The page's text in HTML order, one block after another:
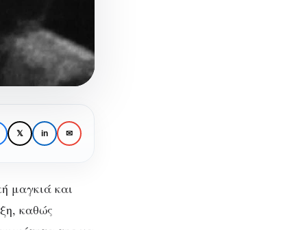
𝕏 in ✉
μαγκιά και
καθώς